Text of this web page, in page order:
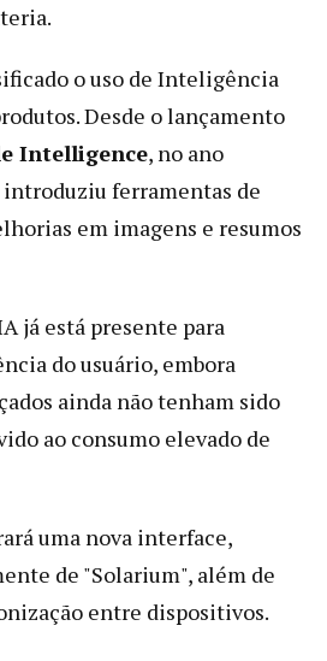
o uso de Inteligência
Desde o lançamento
Intelligence, no ano
introduziu ferramentas de
em imagens e resumos
já está presente para
do usuário, embora
ainda não tenham sido
ao consumo elevado de
uma nova interface,
de "Solarium", além de
entre dispositivos.